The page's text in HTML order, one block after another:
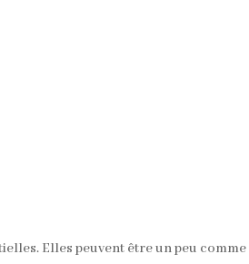
Elles peuvent être un peu comme